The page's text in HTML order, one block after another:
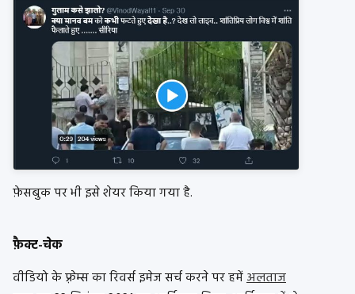
फ़ेसबुक पर भी इसे शेयर किया गया है.
फ़ैक्ट-चेक
वीडियो के फ़्रेम्स का रिवर्स इमेज सर्च करने पर हमेंअलताज